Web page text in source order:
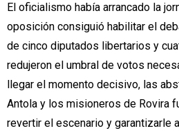
El oficialismo había arrancado la
oposición consiguió habilitar el
de cinco diputados libertarios y
redujeron el umbral de votos
llegar el momento decisivo, las
Antola y los misioneros de Rovira
revertir el escenario y garantizarle